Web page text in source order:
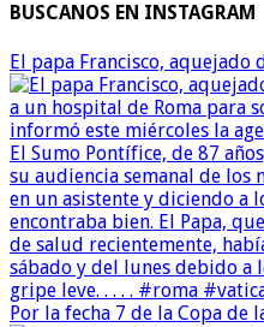
BUSCANOS EN INSTAGRAM
El papa Francisco, aquejado
Por la fecha 7 de la Copa de